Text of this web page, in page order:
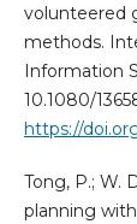
volunteered
methods.
Information
10.1080/
https://
Tong, P.; W.
planning